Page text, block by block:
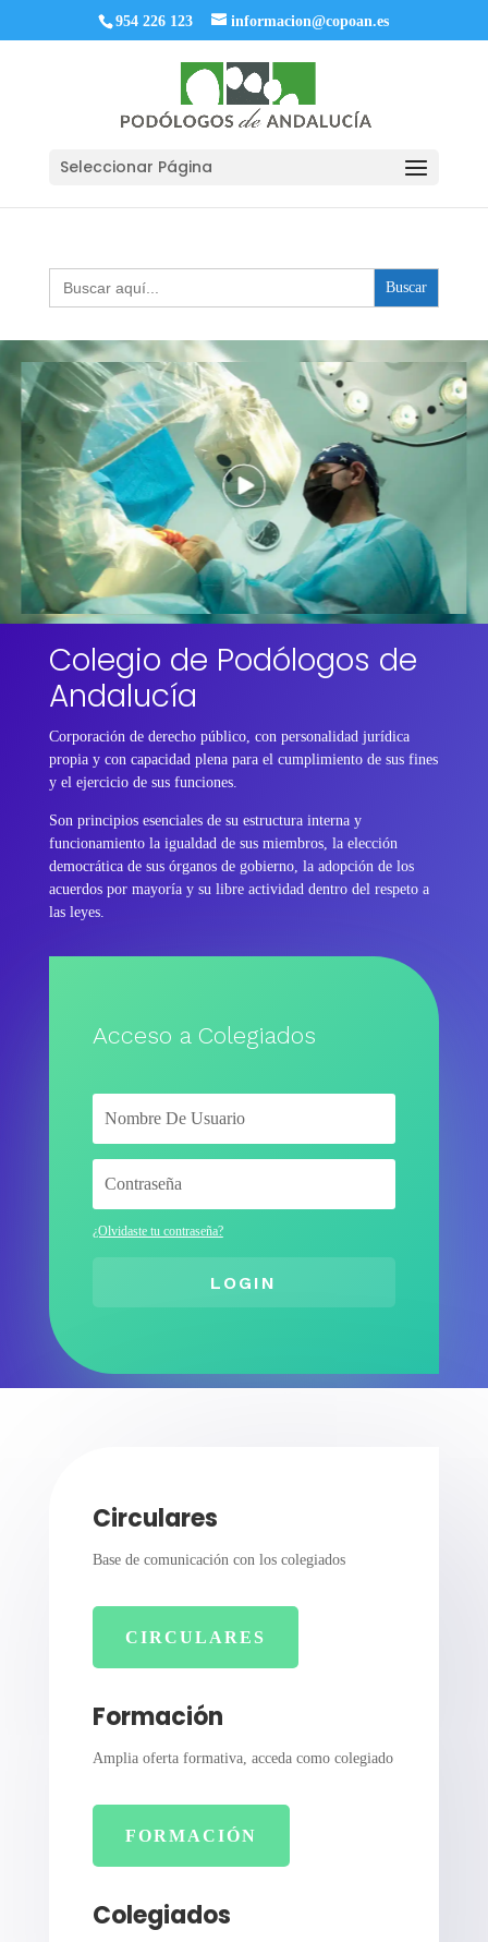
954 226 123 informacion@copoan.es
Seleccionar Página
Buscar:
Colegio de Podólogos de
Andalucía
Corporación de derecho público, con personalidad jurídica
propia y con capacidad plena para el cumplimiento de sus fines
y el ejercicio de sus funciones.
Son principios esenciales de su estructura interna y
funcionamiento la igualdad de sus miembros, la elección
democrática de sus órganos de gobierno, la adopción de los
acuerdos por mayoría y su libre actividad dentro del respeto a
las leyes.
Acceso a Colegiados
¿Olvidaste tu contraseña?
LOGIN
Circulares
Base de comunicación con los colegiados
CIRCULARES
Formación
Amplia oferta formativa, acceda como colegiado
FORMACIÓN
Colegiados